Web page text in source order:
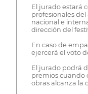
El jurado estará
profesionales
nacional e
dirección del
En caso de
ejercerá el voto
El jurado podrá
premios cuando
obras alcanza la